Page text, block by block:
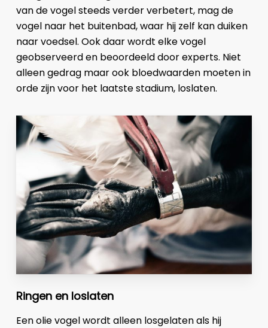
van de vogel steeds verder verbetert, mag de
vogel naar het buitenbad, waar hij zelf kan duiken
naar voedsel. Ook daar wordt elke vogel
geobserveerd en beoordeeld door experts. Niet
alleen gedrag maar ook bloedwaarden moeten in
orde zijn voor het laatste stadium, loslaten.
Ringen en loslaten
Een olie vogel wordt alleen losgelaten als hij